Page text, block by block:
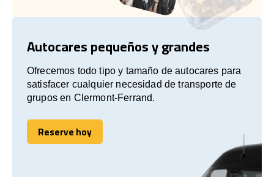
Autocares pequeños y grandes
Ofrecemos todo tipo y tamaño de autocares para
satisfacer cualquier necesidad de transporte de
grupos en Clermont-Ferrand.
Reserve hoy
Reserve hoy